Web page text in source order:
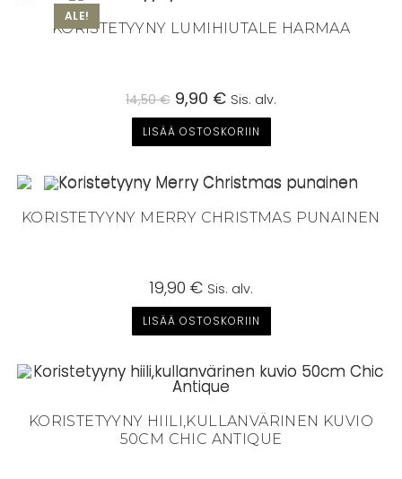
ALE!
KORISTETYYNY LUMIHIUTALE HARMAA
14,50€ Alkuperäinen
hinta
oli:
14,50 €.
9,90 €Nykyinen
hinta
on:
9,90 €.
Sis. alv.
LISÄÄ OSTOSKORIIN
KORISTETYYNY MERRY CHRISTMAS PUNAINEN
19,90 € Sis. alv.
LISÄÄ OSTOSKORIIN
KORISTETYYNY HIILI,KULLANVÄRINEN KUVIO
50CM CHIC ANTIQUE